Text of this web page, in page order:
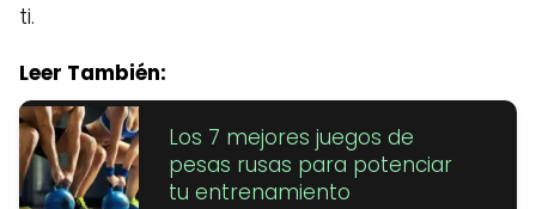
ti.
Leer También:
Los 7 mejores juegos de
pesas rusas para potenciar
tu entrenamiento